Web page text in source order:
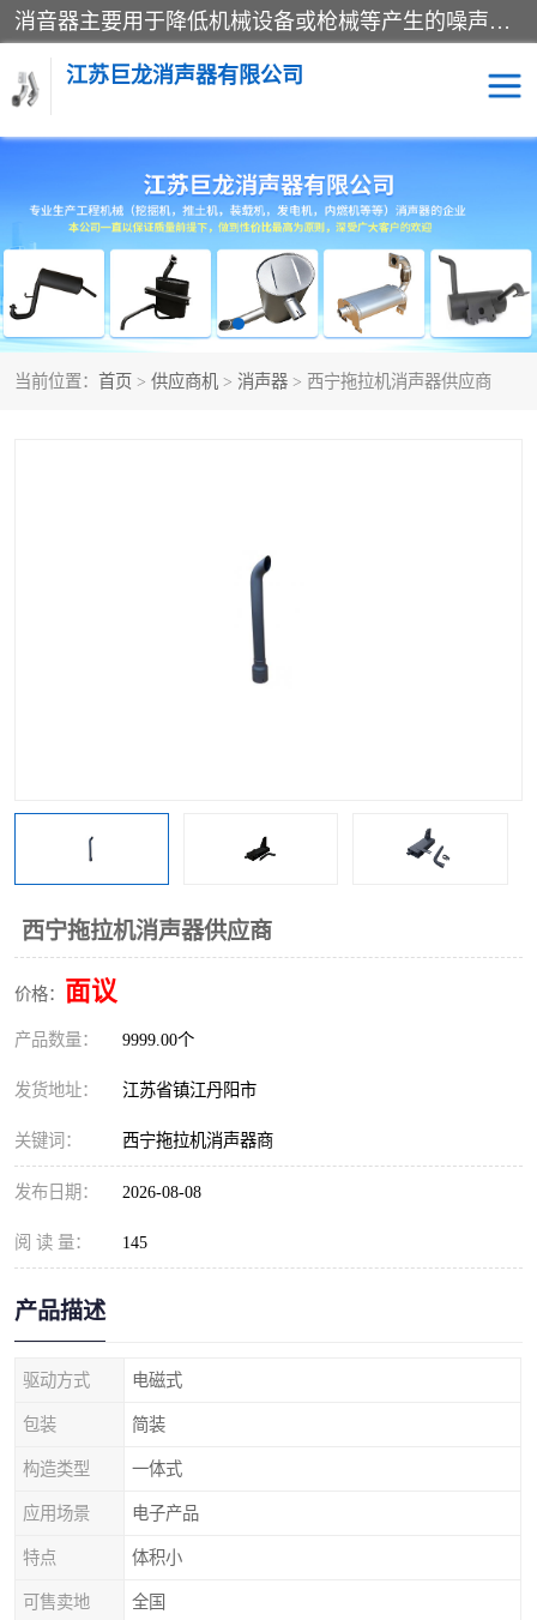
消音器主要用于降低机械设备或枪械等产生的噪声。它通过阻尼或增加排气面积来降低排气速度和功率，从而降低噪声。常见的消音器类型包括阻性消声器、抗性消声器、共振消声器以及阻抗复合式消声器等。这些消音器各有特点，适用于不同频率的噪声消除。
江苏巨龙消声器有限公司
当前位置： 首页 > 供应商机 > 消声器 > 西宁拖拉机消声器供应商
西宁拖拉机消声器供应商
价格： 面议
产品数量： 9999.00个
发货地址： 江苏省镇江丹阳市
关键词： 西宁拖拉机消声器商
发布日期： 2026-08-08
阅 读 量： 145
产品描述
驱动方式 电磁式
包装 简装
构造类型 一体式
应用场景 电子产品
特点 体积小
可售卖地 全国
消声器